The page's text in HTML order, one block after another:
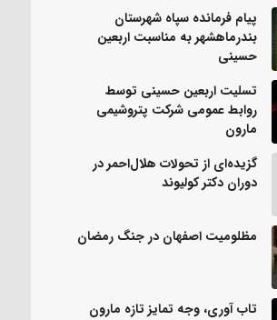
پیام فرمانده سپاه شهرستان
بندرماهشهر به مناسبت اربعین
حسینی
تسلیت اربعین حسینی توسط
روابط عمومی شرکت پتروشیمی
مارون
گزیده‌ای از تحولات هلال‌احمر در
دوران دکتر کولیوند
مظلومیت اصفهان در جنگ رمضان
تاب آوری، وجه تمایز تازه مارون